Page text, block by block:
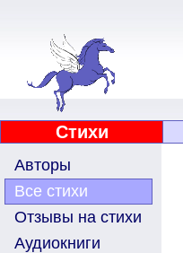
Стихи
Авторы
Все стихи
Отзывы на стихи
Аудиокниги